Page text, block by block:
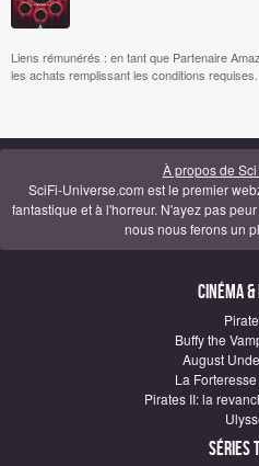
Liens rémunérés : en tant que Partenaire
les achats remplissant les conditions requises.
À propos de
SciFi-Universe.com est le premier
fantastique et à l'horreur. N'ayez pas
nous nous ferons un
Cinéma
Buffy the
August
La
Pirates II: la
Séries